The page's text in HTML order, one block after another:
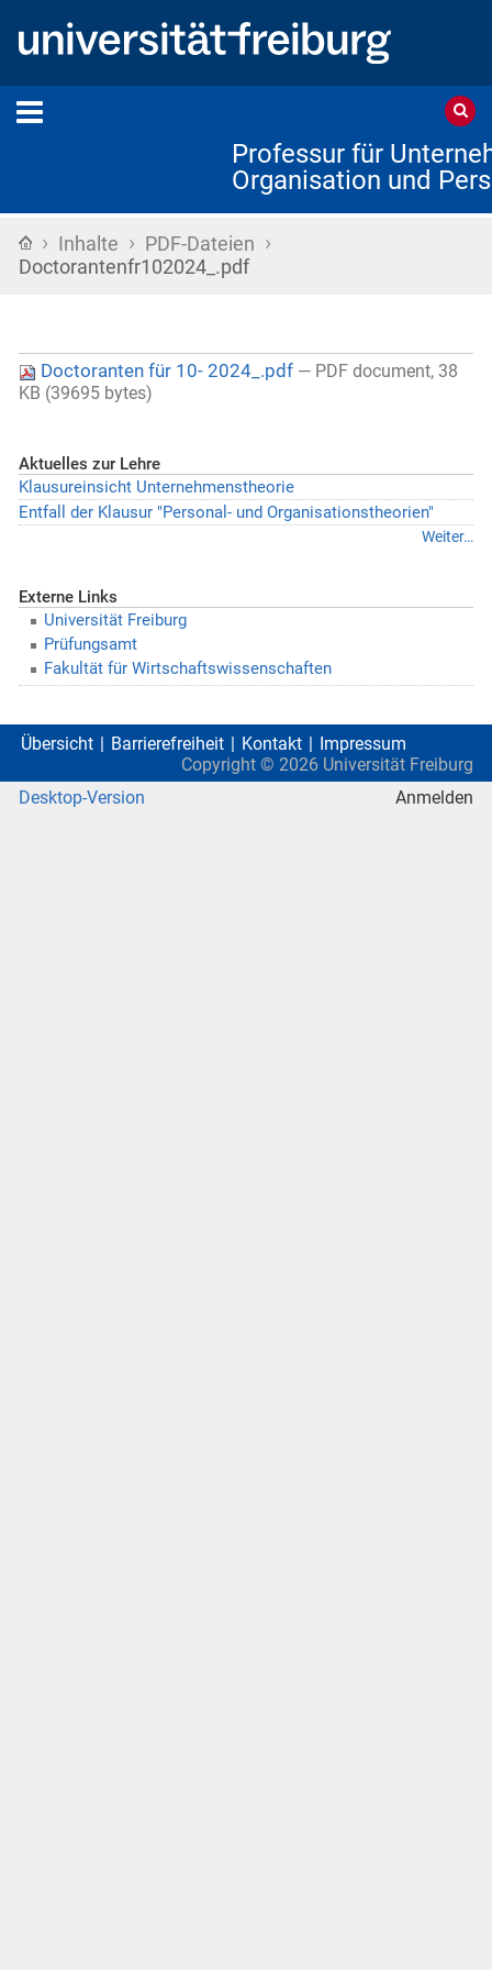
Professur für
Organisation und
Startseite
› Inhalte › PDF-Dateien ›
Doctorantenfr102024_.pdf
Doctoranten für 10- 2024_.pdf — PDF document, 38
KB (39695 bytes)
Aktuelles zur Lehre
Klausureinsicht Unternehmenstheorie
Entfall der Klausur "Personal- und Organisationstheorien"
Weiter…
Externe Links
Universität Freiburg
Prüfungsamt
Fakultät für Wirtschaftswissenschaften
Übersicht Barrierefreiheit Kontakt
Impressum
Copyright © 2026 Universität Freiburg
Desktop-Version
Anmelden